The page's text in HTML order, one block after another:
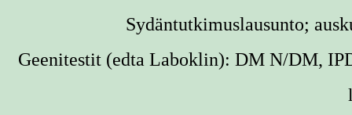
Sydäntutkimuslausunto;
Geenitestit (edta Laboklin): DM N/DM,